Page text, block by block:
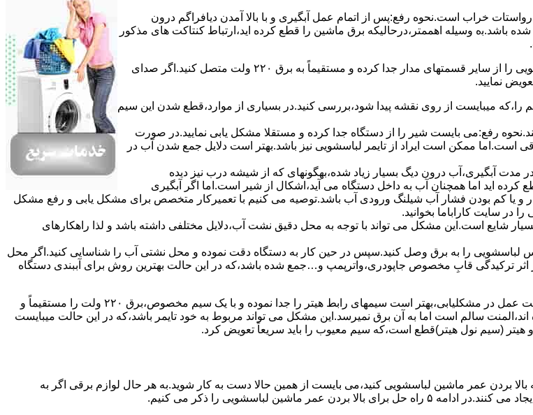
ﻋﻤﻞ آﺑﮕﯿﺮی را ﺑﻪ اﺗﻤﺎم رﺳﺎﻧﺪه،اﻣﺎ ﻋﻤﻠﯿﺎت ﺑﻌﺪی اﻧﺠﺎم نمیشود.۱٫ ﻫﯿﺪرواﺳﺘﺎت ﺧﺮاب اﺳﺖ.نحوه رﻓﻊ:ﭘﺲ از اﺗﻤﺎم عمل آﺑﮕﯿﺮی و ﺑﺎ ﺑﺎﻻ آﻣﺪن دﯾﺎﻓﺮاﮔﻢ درون
(۱۳)،ﮐﻪ ﺑﻪ ﻣﻮﺗﻮر ﻣﺘﺼﻞ اﺳﺖ،وﺻﻞ ﺷﺪه ﺑﺎﺷﺪ.ﺑه وسیله اهممتر،درحالیکه ﺑﺮق ﻣﺎﺷﯿﻦ را ﻗﻄﻊ کرده اید،ارﺗﺒﺎط ﮐﻨﺘﺎﮐﺖ ﻫﺎی ﻣﺬﮐﻮر
۲٫ ﻣﻮﺗﻮر ﺗﺎﯾﻤﺮ لباسشویی ﺳﻮﺧﺘﻪ اﺳﺖ.نحوه رﻓﻊ:سیمهای ﺑﻮﺑﯿﻦ ﻣﻮﺗﻮر ﺗﺎﯾﻤﺮ ماشین لباسشویی را از ﺳﺎﯾﺮ قسمتهای ﻣﺪار ﺟﺪا کرده و مستقیماً ﺑﻪ برق ۲۲۰ وﻟﺖ ﻣﺘﺼﻞ کنید.اﮔﺮ ﺻﺪای
ﻧﻤﺎﯾﯿﺪ.
را،ﮐﻪ میبایست از روی ﻧﻘﺸﻪ ﭘﯿﺪا ﺷﻮد،بررسی ﮐﻨﯿﺪ.در ﺑﺴﯿﺎری از موارد،ﻗﻄﻊ ﺷﺪن اﯾﻦ ﺳﯿﻢ
رﻓﻊ:می بایست ﺷﯿﺮ را از دستگاه جدا کرده و مستقلا مشکل یابی نمایید.در صورت
است.اما ممکن است ایراد از تایمر لباسشویی نیز باشد.بهتر است دلایل جمع شدن آب در
ﻣﺪت آﺑﮕﯿﺮی،آب درون دﯾﮓ ﺑﺴﯿﺎر زﯾﺎد ﺷﺪه،بهگونهای ﮐﻪ از ﺷﯿﺸﻪ درب ﻧﯿﺰ دﯾﺪه
اید اما همچنان آب به داخل دستگاه می آید،اشکال از شیر است.اما اگر آبگیری
و یا کم بودن فشار آب شیلنگ ورودی آب باشد.توصیه می کنیم با تعمیرکار متخصص برای مشکل یابی و رفع مشکل
در سایت کاراباما بخوانید.
شایع است.این مشکل می تواند با توجه به محل دقیق نشت آب،دلایل مختلفی داشته باشد و لذا راهکارهای
لباسشویی را ﺑﻪ ﺑﺮق وصل ﮐﻨﯿﺪ.سپس در حین کار به دستگاه دقت نموده و ﻣﺤﻞ نشتی آب را ﺷﻨﺎﺳﺎﯾﯽ کنید.اﮔﺮ ﻣﺤﻞ
ﺗﺮﮐﯿﺪﮔﯽ قابِ ﻣﺨﺼﻮص ﺟﺎﭘﻮدری،واترپمپ و…جمع شده ﺑﺎﺷﺪ،ﮐﻪ در این حالت بهترین روش برای آببندی دستگاه
مشکل ۷:ﻫﯿﺘﺮ لباسشویی آب را ﮔﺮم نمیکند.نحوه رﻓﻊ:ﻫﻤﺎﻧﻨﺪ ﮔﺬﺷﺘﻪ بهمنظور اﻓﺰاﯾﺶ ﺳﺮﻋﺖ ﻋﻤﻞ در مشکلیابی،بهتر است سیمهای راﺑﻂ ﻫﯿﺘﺮ را ﺟﺪا ﻧﻤﻮده و ﺑﺎ ﯾﮏ ﺳﯿﻢ ﻣﺨﺼﻮص،برق ۲۲۰ ولت را مستقیماً و
ﺷﺪه اند،اﻟﻤﻨﺖ ﺳﺎﻟﻢ است اما ﺑﻪ آن ﺑﺮق نمیرسد.اﯾﻦ ﻣﺸﮑﻞ می تواند مربوط به ﺧﻮد ﺗﺎﯾﻤﺮ باشد،ﮐﻪ در این حالت میبایست
ﻫﯿﺘﺮ (سیم ﻧﻮل ﻫﯿﺘﺮ)ﻗﻄﻊ اﺳﺖ،ﮐﻪ ﺳﯿﻢ ﻣﻌﯿﻮب را ﺑﺎﯾﺪ سریعاً ﺗﻌﻮﯾﺾ کرد.
بردن عمر ماشین لباسشویی کنید،می بایست از همین حالا دست به کار شوید.به هر حال لوازم برقی اگر به
ماشین لباسشویی را ذکر می کنیم.